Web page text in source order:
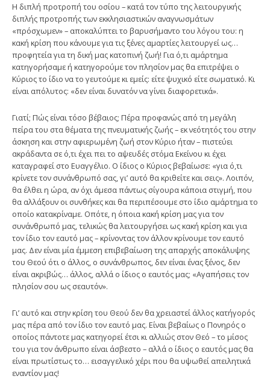
Η διπλή προτροπή του οσίου – κατά τον τύπο της λειτουργικής
διπλής προτροπής των εκκλησιαστικών αναγνωσμάτων
«πρόσχωμεν» – αποκαλύπτει το βαρυσήμαντο του λόγου του: η
κακή κρίση που κάνουμε για τις ξένες αμαρτίες λειτουργεί ως…
προφητεία για τη δική μας κατοπινή ζωή! Για ό,τι αμάρτημα
κατηγορήσαμε ή κατηγορούμε τον πλησίον μας θα επιτρέψει ο
Κύριος το ίδιο να το γευτούμε κι εμείς: είτε ψυχικό είτε σωματικό. Κι
είναι απόλυτος: «δεν είναι δυνατόν να γίνει διαφορετικά».
Γιατί; Πώς είναι τόσο βέβαιος; Πέρα προφανώς από τη μεγάλη
πείρα του στα θέματα της πνευματικής ζωής – εκ νεότητός του στην
άσκηση και στην αφιερωμένη ζωή στον Κύριο ήταν – πιστεύει
ακράδαντα σε ό,τι έχει πει το αψευδές στόμα Εκείνου κι έχει
καταγραφεί στο Ευαγγέλιο. Ο ίδιος ο Κύριος βεβαίωσε: «για ό,τι
κρίνετε τον συνάνθρωπό σας, γι’ αυτό θα κριθείτε και σεις». Λοιπόν,
θα έλθει η ώρα, αν όχι άμεσα πάντως σίγουρα κάποια στιγμή, που
θα αλλάξουν οι συνθήκες και θα περιπέσουμε στο ίδιο αμάρτημα το
οποίο κατακρίναμε. Οπότε, η όποια κακή κρίση μας για τον
συνάνθρωπό μας, τελικώς θα λειτουργήσει ως κακή κρίση και για
τον ίδιο τον εαυτό μας – κρίνοντας τον άλλον κρίνουμε τον εαυτό
μας. Δεν είναι μία έμμεση επιβεβαίωση της απαρχής αποκάλυψης
του Θεού ότι ο άλλος, ο συνάνθρωπος, δεν είναι ένας ξένος, δεν
είναι ακριβώς… άλλος, αλλά ο ίδιος ο εαυτός μας; «Αγαπήσεις τον
πλησίον σου ως σεαυτόν».
Γι’ αυτό και στην κρίση του Θεού δεν θα χρειαστεί άλλος κατήγορός
μας πέρα από τον ίδιο τον εαυτό μας. Είναι βεβαίως ο Πονηρός ο
οποίος πάντοτε μας κατηγορεί έτσι κι αλλιώς στον Θεό – το μίσος
του για τον άνθρωπο είναι άσβεστο – αλλά ο ίδιος ο εαυτός μας θα
είναι πρωτίστως το… εισαγγελικό χέρι που θα υψωθεί απειλητικά
εναντίον μας!